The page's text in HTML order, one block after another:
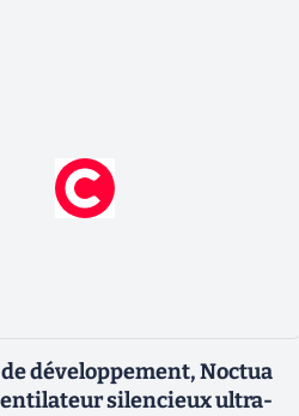
développement, Noctua
silencieux ultra-